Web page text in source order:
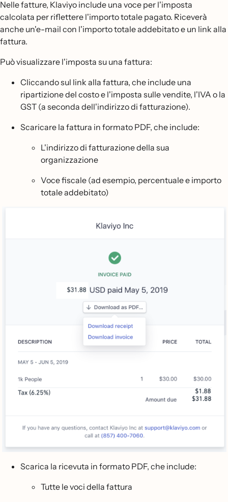
Nelle fatture, Klaviyo include una voce per l'imposta
calcolata per riflettere l'importo totale pagato. Riceverà
anche un'e-mail con l'importo totale addebitato e un link alla
fattura.
Può visualizzare l'imposta su una fattura:
Cliccando sul link alla fattura, che include una
ripartizione del costo e l'imposta sulle vendite, l'IVA o la
GST (a seconda dell'indirizzo di fatturazione).
Scaricare la fattura in formato PDF, che include:
L'indirizzo di fatturazione della sua
organizzazione
Voce fiscale (ad esempio, percentuale e importo
totale addebitato)
Scarica la ricevuta in formato PDF, che include:
Tutte le voci della fattura